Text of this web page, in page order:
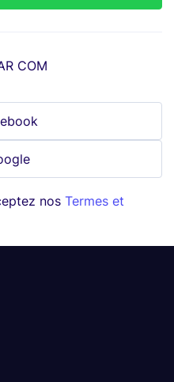
COM
nos Termes et